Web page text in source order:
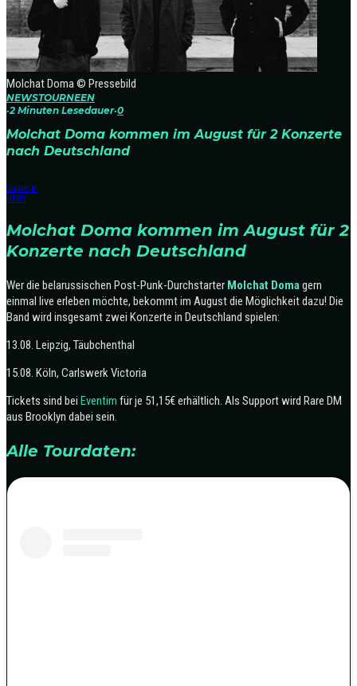
Molchat Doma © Pressebild
NEWSTOURNEEN
·2 Minuten Lesedauer·0
Molchat Doma kommen im August für 2 Konzerte
nach Deutschland
Startseite
NEWS
Molchat Doma kommen im August für 2
Konzerte nach Deutschland
Wer die belarussischen Post-Punk-Durchstarter Molchat Domagern
einmal live erleben möchte, bekommt im August die Möglichkeit dazu! Die
Band wird insgesamt zwei Konzerte in Deutschland spielen:
13.08. Leipzig, Täubchenthal
15.08. Köln, Carlswerk Victoria
Tickets sind bei Eventim für je 51,15€ erhältlich. Als Support wird Rare DM
aus Brooklyn dabei sein.
Alle Tourdaten: